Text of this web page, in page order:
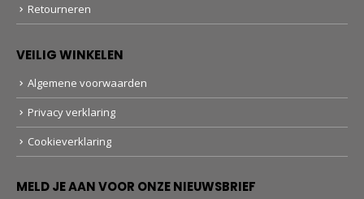
Retourneren
VEILIG WINKELEN
Algemene voorwaarden
Privacy verklaring
Cookieverklaring
MELD JE AAN VOOR ONZE NIEUWSBRIEF